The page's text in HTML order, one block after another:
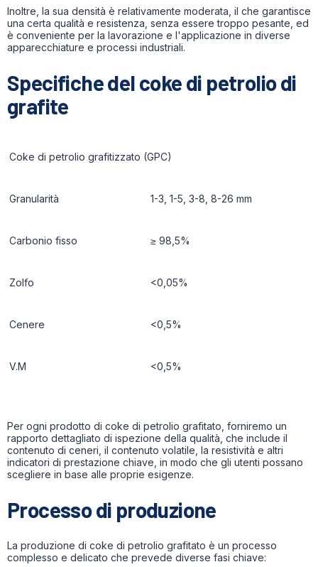
Inoltre, la sua densità è relativamente moderata, il che garantisce
una certa qualità e resistenza, senza essere troppo pesante, ed
è conveniente per la lavorazione e l'applicazione in diverse
apparecchiature e processi industriali.
Specifiche del coke di petrolio di
grafite
Coke di petrolio grafitizzato (GPC)
Granularità 1-3, 1-5, 3-8, 8-26 mm
Carbonio fisso ≥ 98,5%
Zolfo <0,05%
Cenere <0,5%
V.M <0,5%
Per ogni prodotto di coke di petrolio grafitato, forniremo un
rapporto dettagliato di ispezione della qualità, che include il
contenuto di ceneri, il contenuto volatile, la resistività e altri
indicatori di prestazione chiave, in modo che gli utenti possano
scegliere in base alle proprie esigenze.
Processo di produzione
La produzione di coke di petrolio grafitato è un processo
complesso e delicato che prevede diverse fasi chiave: